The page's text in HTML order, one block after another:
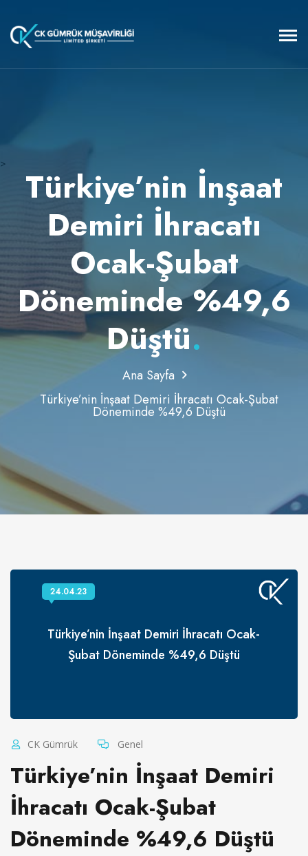
>
Türkiye’nin İnşaat
Demiri İhracatı
Ocak-Şubat
Döneminde %49,6
Düştü.
Ana Sayfa
Türkiye’nin İnşaat Demiri İhracatı Ocak-Şubat
Döneminde %49,6 Düştü
Türkiye’nin İnşaat Demiri İhracatı Ocak-
Şubat Döneminde %49,6 Düştü
24.04.23
CK Gümrük Genel
Türkiye’nin İnşaat Demiri
İhracatı Ocak-Şubat
Döneminde %49,6 Düştü